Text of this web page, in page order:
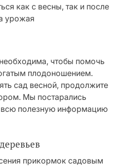
как с весны, так и после
урожая
чтобы помочь
плодоношением.
сад весной, продолжите
Мы постарались
всю полезную информацию
прикормок садовым